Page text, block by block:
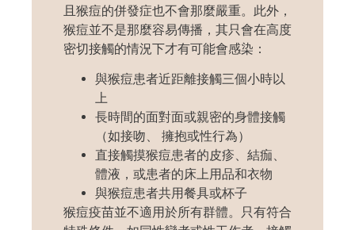
且猴痘的併發症也不會那麼嚴重。此外，
猴痘並不是那麼容易傳播，其只會在高度
密切接觸的情況下才有可能會感染：
與猴痘患者近距離接觸三個小時以
上
長時間的面對面或親密的身體接觸
（如接吻、 擁抱或性行為）
直接觸摸猴痘患者的皮疹、結痂、
體液，或患者的床上用品和衣物
與猴痘患者共用餐具或杯子
猴痘疫苗並不適用於所有群體。只有符合